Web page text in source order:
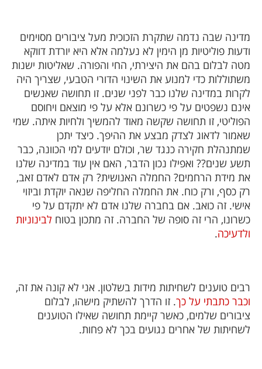
מדינה שבה נדמה שתקרת הזכוכית מעל ציבורים מסוימים
ודעות פוליטיות מן הימין לא נעלמה אלא היא יורדת דווקא
מטה לבלום בהם את היצירתי, החי והפורה. שאליטות ישנות
משתוללות כדי למנוע את השינוי הדורי הטבעי, שצריך היה
לקרות במדינה שלנו כבר לפני שנים. זו תחושה שאנשים
אינם נשפטים על פי כשרונם אלא על פי מוצאם ויחוסם
הפוליטי, זו תחושה שקשה מאוד להמשיך ולחיות איתה. שמי
שאמור לדאוג לצדק מבצע את ההיפך. כיצד יתכן
שמתנהלת חקירה כנגד שר, וכולם יודעים למי הכוונה, כבר
תשע שנים?? ואפילו נכון הדבר, האם אין עוד במדינה שלנו
את מידת הרחמים? החמלה האנושית? רק אדם לאדם זאב,
רק כסף, ורק כוח. את החמלה החליפה שנאה יוקדת וביזוי
אישי. זה כואב. אם בחברה שלנו אדם לא יתקדם על פי
כשרונו, הרי זה סופה של החברה. זה מתכון בטוח לבינוניות
ולדעיכה.
רבים טוענים לשחיתות מידות בשלטון. אני לא קונה את זה,
וכבר כתבתי על כך. זו הדרך להשתיק מישהו, לבלום
ציבורים שלמים, כאשר קיימת תחושה שאילו הטוענים
לשחיתות של אחרים נגועים בכך לא פחות.